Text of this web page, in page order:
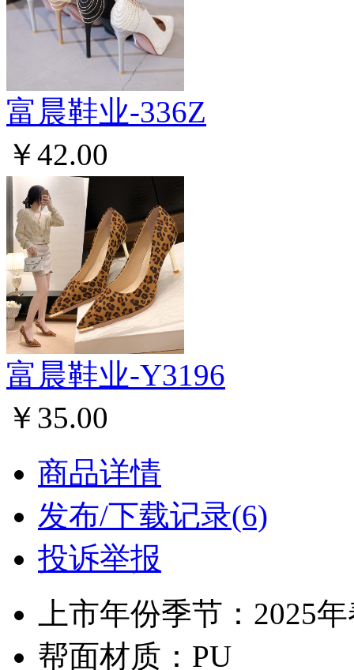
富晨鞋业-336Z
￥42.00
富晨鞋业-Y3196
￥35.00
商品详情
发布/下载记录(6)
投诉举报
上市年份季节：2025
帮面材质：PU